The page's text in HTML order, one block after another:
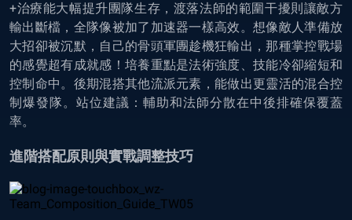
+治療能大幅提升團隊生存，渡落法師的範圍干擾則讓敵方
輸出斷檔，全隊像被加了加速器一樣高效。想像敵人準備放
大招卻被沉默，自己的骨頭軍團趁機狂輸出，那種掌控戰場
的感覺超有成就感！培養重點是法術強度、技能冷卻縮短和
控制命中。後期混搭其他流派元素，能做出更靈活的混合控
制爆發隊。站位建議：輔助和法師分散在中後排確保覆蓋
率。
進階搭配原則與實戰調整技巧